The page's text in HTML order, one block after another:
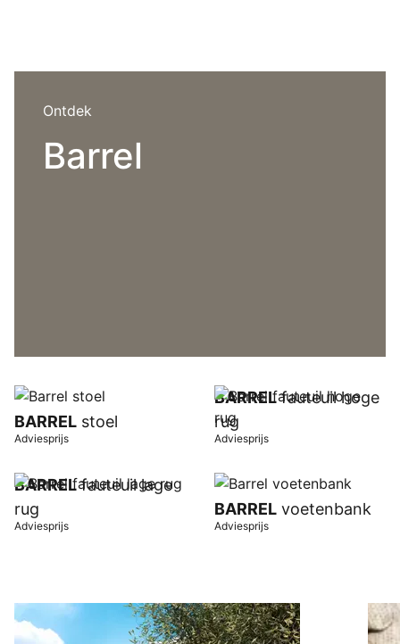
Nieuws
Events
Ontdek
Barrel
BARREL stoel
Adviesprijs
BARRELfauteuil hoge
rug
Adviesprijs
BARRELfauteuil lage
rug
Adviesprijs
BARREL voetenbank
Adviesprijs